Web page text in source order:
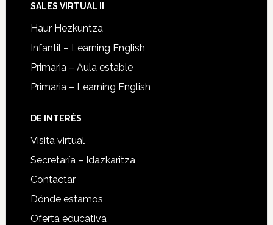
SALES VIRTUAL II
Haur Hezkuntza
Infantil – Learning English
Primaria – Aula estable
Primaria – Learning English
DE INTERÉS
Visita virtual
Secretaría – Idazkaritza
Contactar
Dónde estamos
Oferta educativa